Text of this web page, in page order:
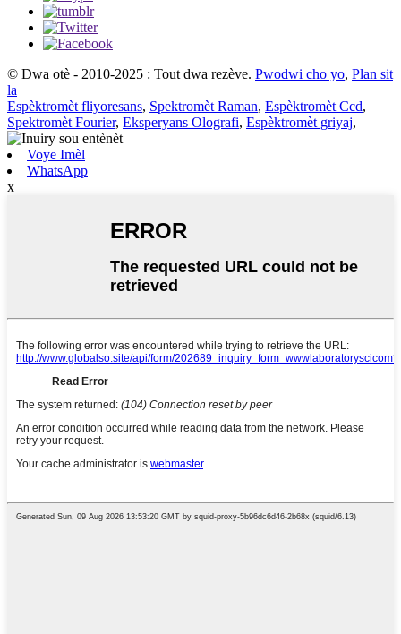
© Dwa otè - 2010-2025 : Tout dwa rezève. Pwodwi cho yo, Plan sit
la
Espèktromèt fliyoresans, Spektromèt Raman, Espèktromèt Ccd,
Spektromèt Fourier, Eksperyans Olografi, Espèktromèt griyaj,
Voye Imèl
WhatsApp
x